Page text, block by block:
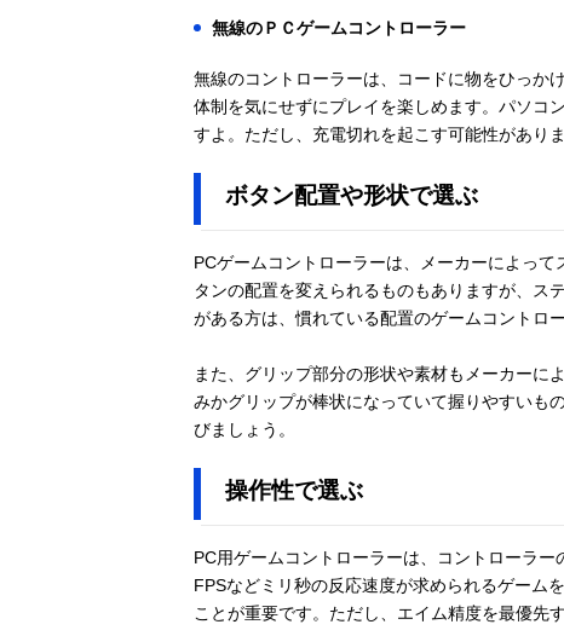
無線のＰＣゲームコントローラー
無線のコントローラーは、コードに物をひっか
体制を気にせずにプレイを楽しめます。パソコ
すよ。ただし、充電切れを起こす可能性があり
ボタン配置や形状で選ぶ
PCゲームコントローラーは、メーカーによっ
タンの配置を変えられるものもありますが、ス
がある方は、慣れている配置のゲームコントロ
また、グリップ部分の形状や素材もメーカーに
みかグリップが棒状になっていて握りやすいも
びましょう。
操作性で選ぶ
PC用ゲームコントローラーは、コントローラー
FPSなどミリ秒の反応速度が求められるゲーム
ことが重要です。ただし、エイム精度を最優先